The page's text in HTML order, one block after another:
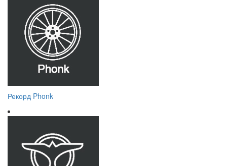
Рекорд Phonk